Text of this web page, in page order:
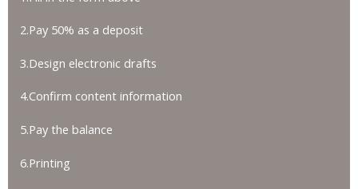
2.Pay 50% as a deposit
3.Design electronic drafts
4.Confirm content information
5.Pay the balance
6.Printing